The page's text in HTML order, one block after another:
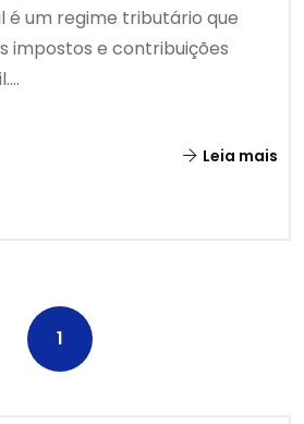
é um regime tributário que
impostos e contribuições
Leia mais
1